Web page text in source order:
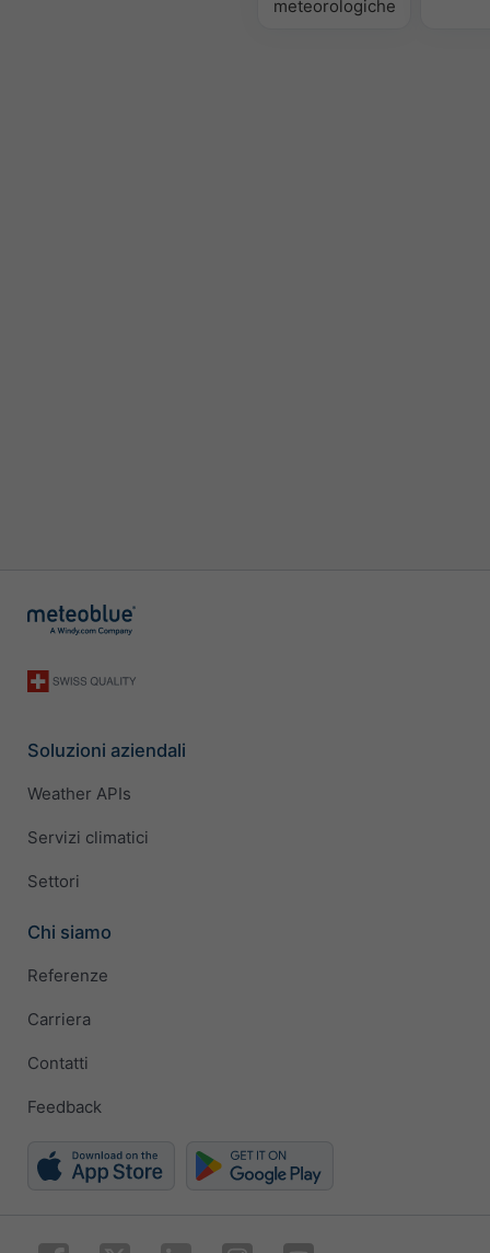
meteorologiche
Soluzioni aziendali
Weather APIs
Servizi climatici
Settori
Chi siamo
Referenze
Carriera
Contatti
Feedback